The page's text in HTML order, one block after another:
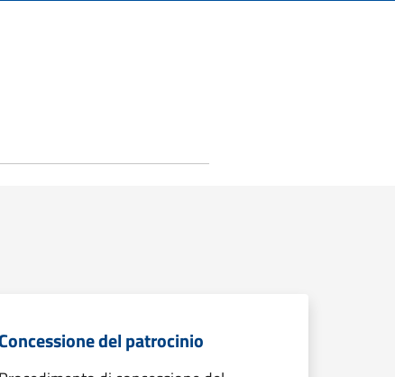
Concessione del patrocinio